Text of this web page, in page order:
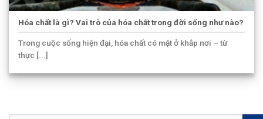
Hóa chất là gì? Vai trò của hóa chất trong đời sống như nào?
Trong cuộc sống hiện đại, hóa chất có mặt ở khắp nơi – từ
thực [...]